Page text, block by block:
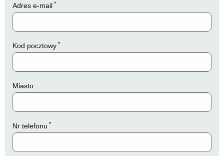
Adres e-mail *
Kod pocztowy *
Miasto
Nr telefonu *